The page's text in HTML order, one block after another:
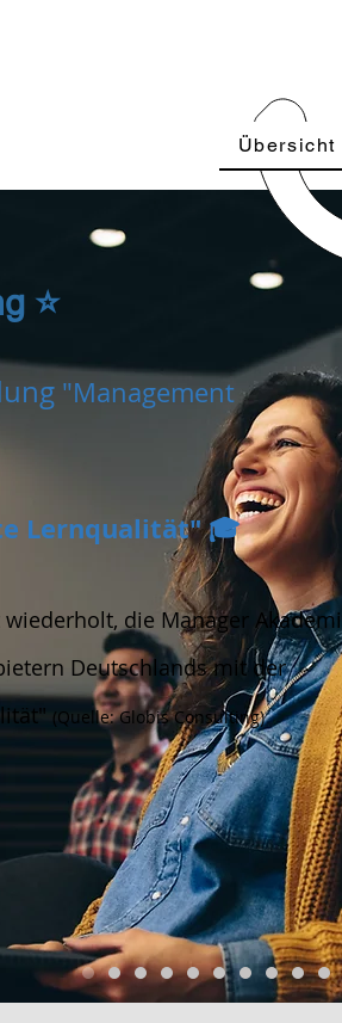
Übersicht
⭐
"Management
Lernqualität" 🎓
die Manager
Deutschlands mit der
(Quelle: Globis Consulting)